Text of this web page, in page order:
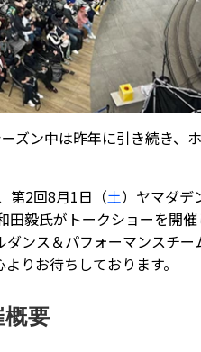
ズン中は昨年に引き続き
第2回8月1日（土）ヤマダデ
毅氏がトークショーを開催
ンス＆パフォーマンスチ
りお待ちしております。
要